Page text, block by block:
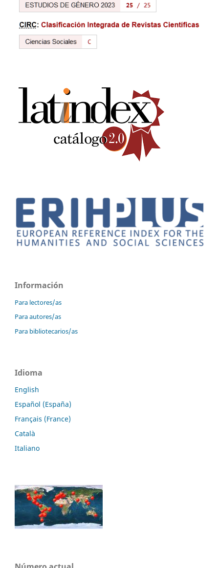
Información
Para lectores/as
Para autores/as
Para bibliotecarios/as
Idioma
English
Español (España)
Français (France)
Català
Italiano